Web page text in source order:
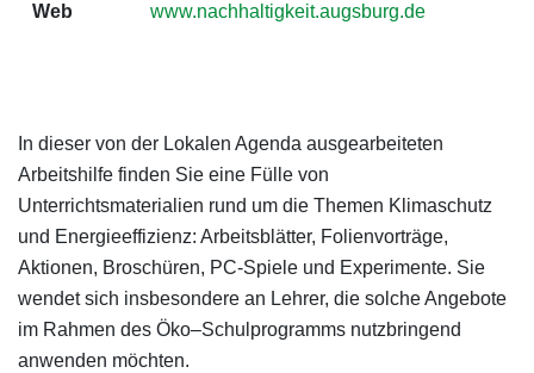
Web www.nachhaltigkeit.augsburg.de
In dieser von der Lokalen Agenda ausgearbeiteten
Arbeitshilfe finden Sie eine Fülle von
Unterrichtsmaterialien rund um die Themen Klimaschutz
und Energieeffizienz: Arbeitsblätter, Folienvorträge,
Aktionen, Broschüren, PC-Spiele und Experimente. Sie
wendet sich insbesondere an Lehrer, die solche Angebote
im Rahmen des Öko–Schulprogramms nutzbringend
anwenden möchten.